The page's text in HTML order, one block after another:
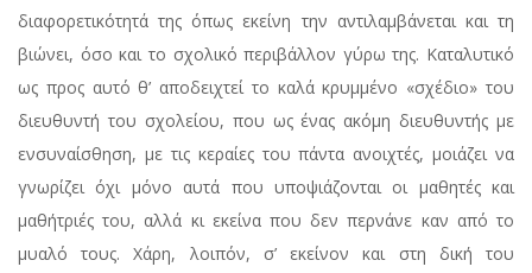
διαφορετικότητά της όπως εκείνη την αντιλαμβάνεται και τη
βιώνει, όσο και το σχολικό περιβάλλον γύρω της. Καταλυτικό
ως προς αυτό θ’ αποδειχτεί το καλά κρυμμένο «σχέδιο» του
διευθυντή του σχολείου, που ως ένας ακόμη διευθυντής με
ενσυναίσθηση, με τις κεραίες του πάντα ανοιχτές, μοιάζει να
γνωρίζει όχι μόνο αυτά που υποψιάζονται οι μαθητές και
μαθήτριές του, αλλά κι εκείνα που δεν περνάνε καν από το
μυαλό τους. Χάρη, λοιπόν, σ’ εκείνον και στη δική του